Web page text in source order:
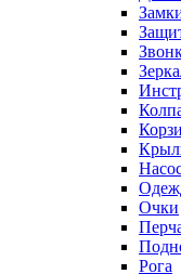
Очки
Рога